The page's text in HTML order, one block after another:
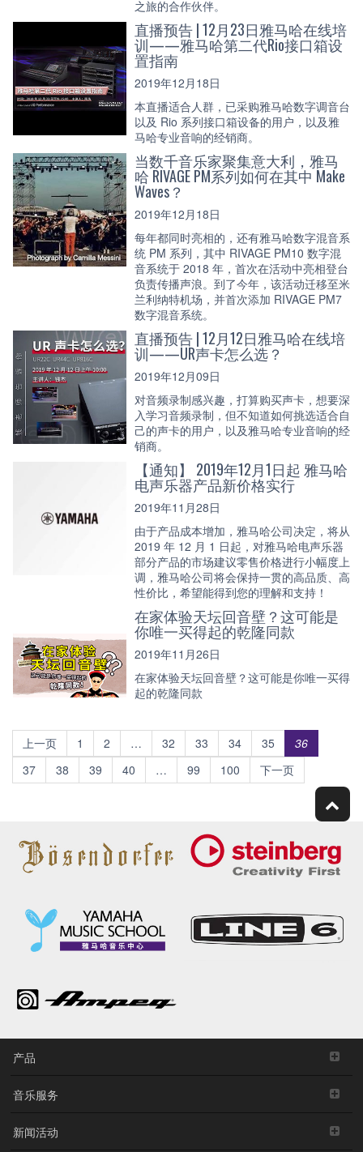
之旅的合作伙伴。
直播预告 | 12月23日雅马哈在线培
训——雅马哈第二代Rio接口箱设
置指南
2019年12月18日
本直播适合人群，已采购雅马哈数字调音台
以及 Rio 系列接口箱设备的用户，以及雅
马哈专业音响的经销商。
当数千音乐家聚集意大利，雅马
哈 RIVAGE PM系列如何在其中 Make
Waves？
2019年12月18日
每年都同时亮相的，还有雅马哈数字混音系
统 PM 系列，其中 RIVAGE PM10 数字混
音系统于 2018 年，首次在活动中亮相登台
负责传播声浪。到了今年，该活动迁移至米
兰利纳特机场，并首次添加 RIVAGE PM7
数字混音系统。
直播预告 | 12月12日雅马哈在线培
训——UR声卡怎么选？
2019年12月09日
对音频录制感兴趣，打算购买声卡，想要深
入学习音频录制，但不知道如何挑选适合自
己的声卡的用户，以及雅马哈专业音响的经
销商。
【通知】 2019年12月1日起 雅马哈
电声乐器产品新价格实行
2019年11月28日
由于产品成本增加，雅马哈公司决定，将从
2019 年 12 月 1 日起，对雅马哈电声乐器
部分产品的市场建议零售价格进行小幅度上
调，雅马哈公司将会保持一贯的高品质、高
性价比，希望能得到您的理解和支持！
在家体验天坛回音壁？这可能是
你唯一买得起的乾隆同款
2019年11月26日
在家体验天坛回音壁？这可能是你唯一买得
起的乾隆同款
上一页 1 2 … 32 33 34 35
36
37
38 39 40 … 99 100 下一页
产品
音乐服务
新闻活动